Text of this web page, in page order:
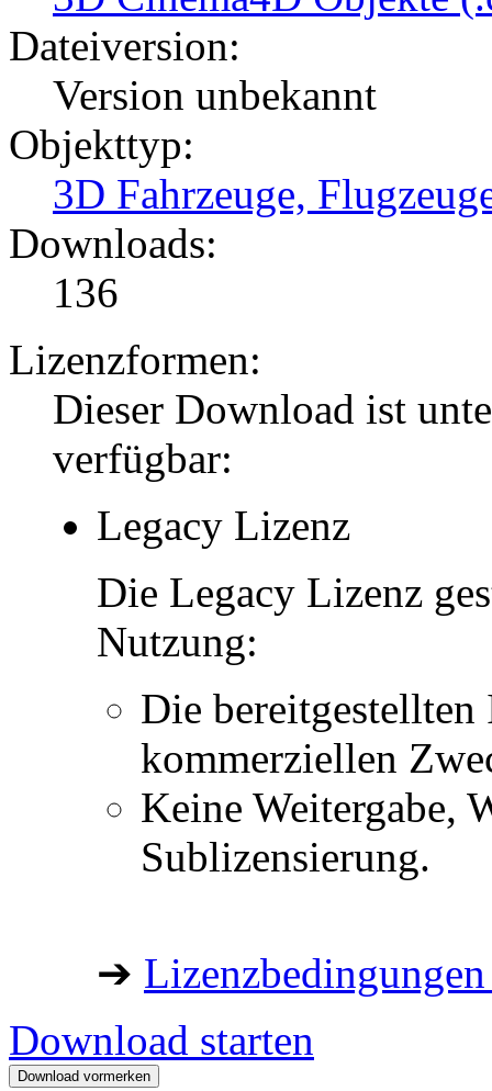
Dateiversion:
Version unbekannt
Objekttyp:
3D Fahrzeuge,
Downloads:
136
Lizenzformen:
Dieser Download ist
verfügbar:
Legacy Lizenz
Die Legacy Lizenz
Nutzung:
Die
kommerziellen
Keine Weitergabe,
Sublizensierung.
➔
Download starten